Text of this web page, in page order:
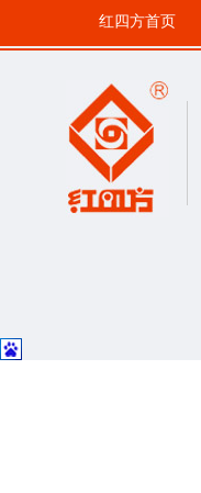
红四方首页